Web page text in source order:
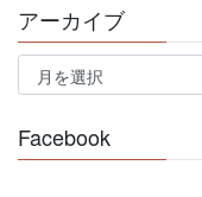
アーカイブ
ア
イ
ブ
Facebook